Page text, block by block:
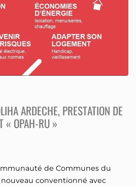
ARDECHE, PRESTATION DE
« OPAH-RU »
de Communes du
nouveau conventionné avec